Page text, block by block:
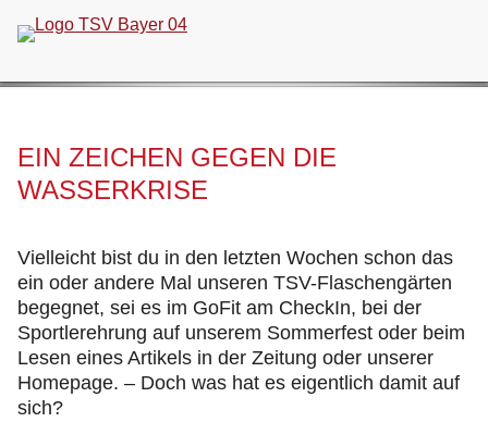
überspringen
EIN ZEICHEN GEGEN DIE
WASSERKRISE
Vielleicht bist du in den letzten Wochen schon das
ein oder andere Mal unseren TSV-Flaschengärten
begegnet, sei es im GoFit am CheckIn, bei der
Sportlerehrung auf unserem Sommerfest oder beim
Lesen eines Artikels in der Zeitung oder unserer
Homepage. – Doch was hat es eigentlich damit auf
sich?